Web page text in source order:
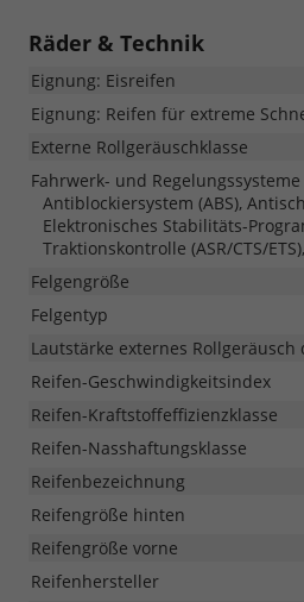
Räder & Technik
Eignung: Eisreifen
Eignung: Reifen für extreme
Externe Rollgeräuschklasse
Fahrwerk- und Regelungssysteme
Antiblockiersystem (ABS),
Elektronisches Stabilitäts-
Traktionskontrolle (ASR/CTS/
Felgengröße
Felgentyp
Lautstärke externes Rollgeräusch
Reifen-Geschwindigkeitsindex
Reifen-Kraftstoffeffizienzklasse
Reifen-Nasshaftungsklasse
Reifenbezeichnung
Reifengröße hinten
Reifengröße vorne
Reifenhersteller